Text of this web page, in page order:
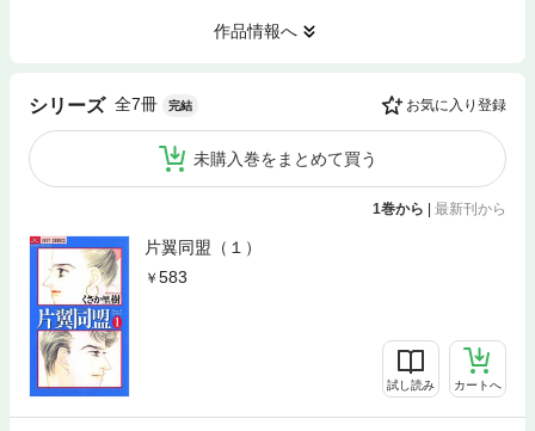
作品情報へ
シリーズ 全7冊 完結 お気に入り登録
未購入巻をまとめて買う
1巻から 最新刊から
片翼同盟（１）
583
試し読み カートへ